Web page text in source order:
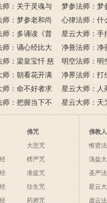
里可以读诵《
吗？
师：关于灵魂与
真相
梦参法师：梦
尚：金刚经
师：梦参老和尚
愿经
心律法师：什
有缘？
师：多诵读《普
和《地藏经》
星云大师：手
满田，低头便
六根清净方为
来是向前。
师：诵心经比大
大吗
净善法师：净
看风水与算命
运？
师：梁皇宝忏 慈
明空法师：明
《心经》中的
师：朝看花开满
看花落树还空；
人间事，花与人
。
净界法师：打
该怎么念佛？
师：命不好者求
缘，有个简单方
星云大师：人
是怎样的？
师：把握当下不
星云大师：天
为毡，日月星
夜间不敢长伸
破海底天。
佛咒
大悲咒
楞严咒
准提咒
往生咒
药师咒
佛教
惟贤
蕅益
圣严
星云
虚云